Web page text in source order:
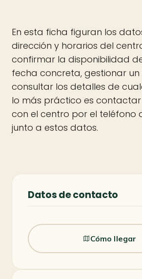
En esta ficha figuran los
dirección y horarios del
confirmar la disponibilidad
fecha concreta, gestionar
consultar los detalles de
lo más práctico es
con el centro por el teléfono
junto a estos datos.
Datos de contacto
Cómo llegar